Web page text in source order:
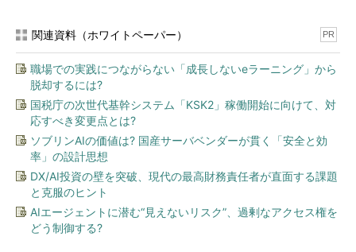
関連資料（ホワイトペーパー） PR
職場での実践につながらない「成長しないeラーニング」から
脱却するには?
国税庁の次世代基幹システム「KSK2」稼働開始に向けて、対
応すべき変更点とは?
ソブリンAIの価値は? 国産サーバベンダーが貫く「安全と効
率」の設計思想
DX/AI投資の壁を突破、現代の最高財務責任者が直面する課題
と克服のヒント
AIエージェントに潜む“見えないリスク”、過剰なアクセス権を
どう制御する?